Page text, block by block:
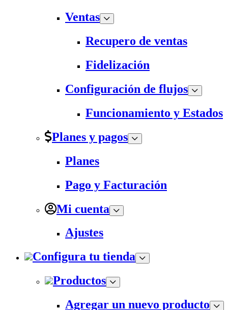
Ventas
Recupero de ventas
Fidelización
Configuración de flujos
Funcionamiento y Estados
Planes y pagos
Planes
Pago y Facturación
Mi cuenta
Ajustes
Configura tu tienda
Productos
Agregar un nuevo producto